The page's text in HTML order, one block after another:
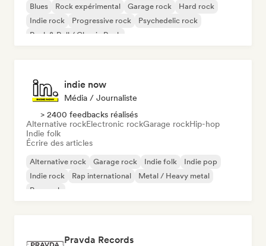
Blues Rock expérimental Garage rock
Hard rock
Indie rock
Progressive rock
Psychedelic rock
Rock & Roll / Classic Rock
indie now
Média / Journaliste
> 2400 feedbacks réalisés
Alternative rockElectronic rockGarage rockHip-hop
Indie folk
Écrire des articles
Alternative rock Garage rock Indie folk
Indie pop
Indie rock
Rap international
Metal / Heavy metal
Pop rock
Pravda Records